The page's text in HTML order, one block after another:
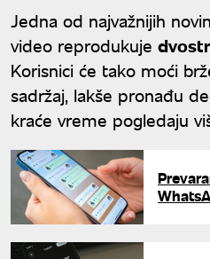
Jedna od najvažnijih
video reprodukuje
Korisnici će tako moći
sadržaj, lakše pronađu
kraće vreme pogledaju